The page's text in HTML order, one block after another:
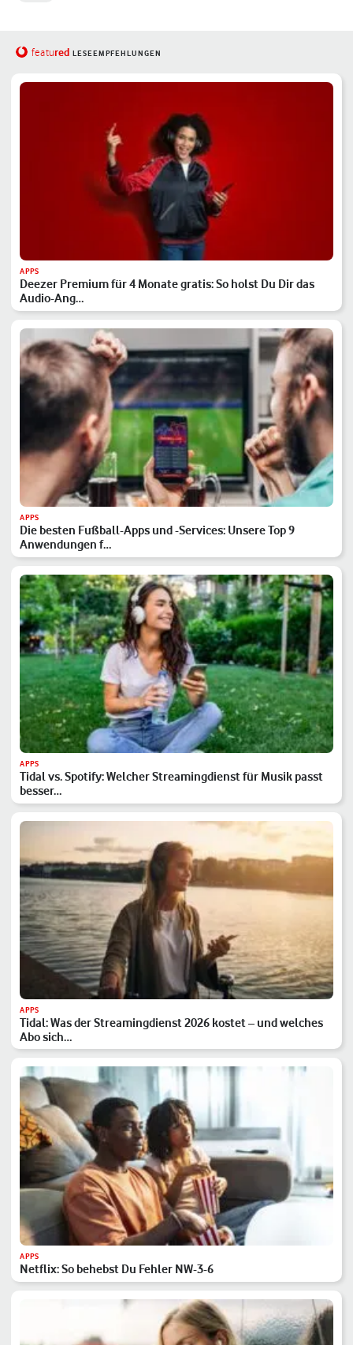
featured LESEEMPFEHLUNGEN
APPS
Deezer Premium für 4 Monate gratis: So holst Du Dir das
Audio-Ang…
APPS
Die besten Fußball-Apps und -Services: Unsere Top 9
Anwendungen f…
APPS
Tidal vs. Spotify: Welcher Streamingdienst für Musik passt
besser…
APPS
Tidal: Was der Streamingdienst 2026 kostet – und welches
Abo sich…
APPS
Netflix: So behebst Du Fehler NW-3-6